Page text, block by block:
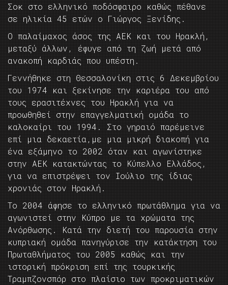
Σοκ στο ελληνικό ποδόσφαιρο καθώς πέθανε
σε ηλικία 45 ετών ο Γιώργος Ξενίδης.
Ο παλαίμαχος άσος της ΑΕΚ και του Ηρακλή,
μεταξύ άλλων, έφυγε από τη ζωή μετά από
ανακοπή καρδιάς που υπέστη.
Γεννήθηκε στη Θεσσαλονίκη στις 6 Δεκεμβρίου
του 1974 και ξεκίνησε την καριέρα του από
τους ερασιτέχνες του Ηρακλή για να
προωθηθεί στην επαγγελματική ομάδα το
καλοκαίρι του 1994. Στο γηραιό παρέμεινε
επί μια δεκαετία,με μια μικρή διακοπή για
ένα εξάμηνο το 2002 όταν και αγωνίστηκε
στην ΑΕΚ κατακτώντας το Κύπελλο Ελλάδος,
για να επιστρέψει τον Ιούλιο της ίδιας
χρονιάς στον Ηρακλή.
Το 2004 άφησε το ελληνικό πρωτάθλημα για να
αγωνιστεί στην Κύπρο με τα χρώματα της
Ανόρθωσης. Κατά την διετή του παρουσία στην
κυπριακή ομάδα πανηγύρισε την κατάκτηση του
Πρωταθλήματος του 2005 καθώς και την
ιστορική πρόκριση επί της τουρκικής
Τραμπζονσπόρ στο πλαίσιο των προκριματικών